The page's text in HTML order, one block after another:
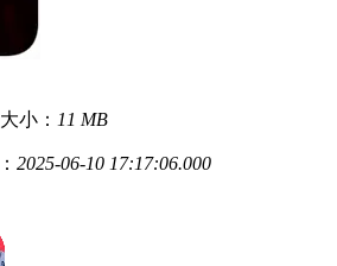
大小： 11 MB
2025-06-10 17:17:06.000